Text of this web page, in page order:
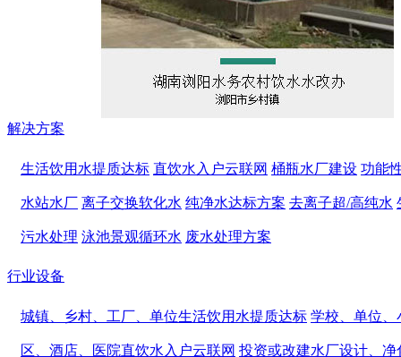
解决方案
生活饮用水提质达标 直饮水入户云联网 桶瓶水厂建设 功能
水站水厂 离子交换软化水 纯净水达标方案 去离子超/高纯水
污水处理 泳池景观循环水 废水处理方案
行业设备
城镇、乡村、工厂、单位生活饮用水提质达标 学校、单位、
区、酒店、医院直饮水入户云联网 投资或改建水厂设计、净